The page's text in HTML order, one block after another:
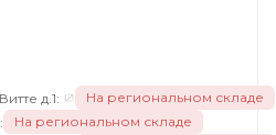
д.1:
На региональном складе
На региональном складе